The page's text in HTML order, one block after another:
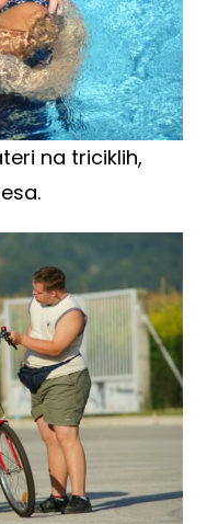
na triciklih,